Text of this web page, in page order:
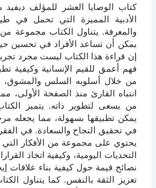
كتاب الوصايا العشر للمؤلف ديفيد
الأدبية المميزة التي تحمل في
والمعرفة. يتناول الكتاب مجموعة
يمكن أن تساعد الأفراد في تحسين
إن قراءة هذا الكتاب ليست مجرد
فهم أعمق للقيم الإنسانية وكيفية
من خلال أسلوبه السلس
انتباه القارئ منذ الصفحة الأولى،
من يسعى لتطوير ذاته. يتميز
يمكن تطبيقها بسهولة، مما يجعله
في تحقيق النجاح والسعادة. في
يحتوي على مجموعة من الأفكار التي
التحديات اليومية، وكيفية اتخاذ
نصائح قيمة حول كيفية بناء علاقات
تعزيز الثقة بالنفس. كما يتناول